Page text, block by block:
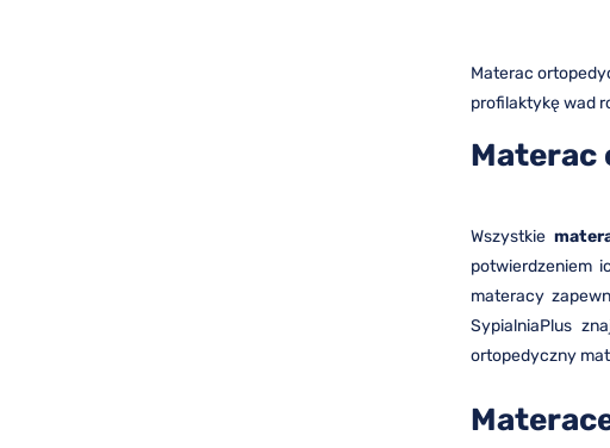
Materac
profilaktykę wad
Materac
Wszystkie
potwierdzeniem
materacy
SypialniaPlus
ortopedyczny